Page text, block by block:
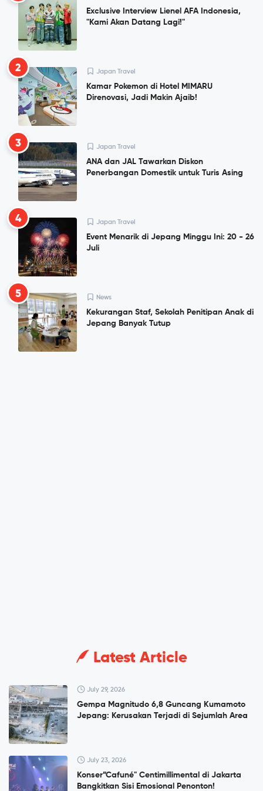
Exclusive Interview Lienel AFA Indonesia,
"Kami Akan Datang Lagi!"
2 Japan Travel
Kamar Pokemon di Hotel MIMARU
Direnovasi, Jadi Makin Ajaib!
3 Japan Travel
ANA dan JAL Tawarkan Diskon
Penerbangan Domestik untuk Turis Asing
4 Japan Travel
Event Menarik di Jepang Minggu Ini: 20 - 26
Juli
5 News
Kekurangan Staf, Sekolah Penitipan Anak di
Jepang Banyak Tutup
Latest Article
July 29, 2026
Gempa Magnitudo 6,8 Guncang Kumamoto
Jepang: Kerusakan Terjadi di Sejumlah Area
July 23, 2026
Konser”Cafuné" Centimillimental di Jakarta
Bangkitkan Sisi Emosional Penonton!